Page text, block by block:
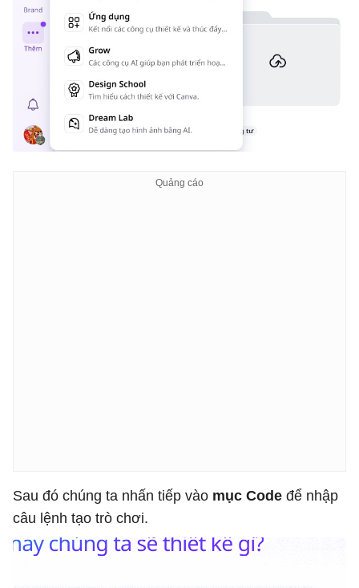
Sau đó chúng ta nhấn tiếp vào mục Code để nhập
câu lệnh tạo trò chơi.